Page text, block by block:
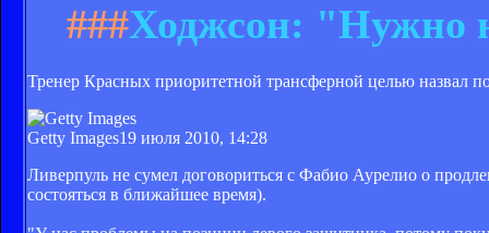
###Ходжсон: "Нужно
Тренер Красных приоритетной трансферной целью назвал
Getty Images19 июля 2010, 14:28
Ливерпуль не сумел договориться с Фабио Аурелио о
состояться в ближайшее время).